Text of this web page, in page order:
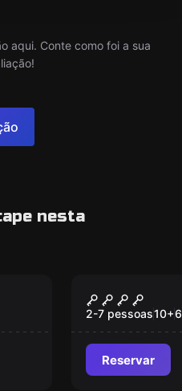
aqui. Conte como foi a sua
nesta
Orfanato
2-7 pessoas10+
Reservar